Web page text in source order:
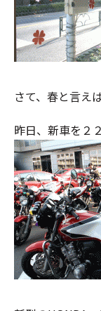
さて、春と言え
昨日、新車を２